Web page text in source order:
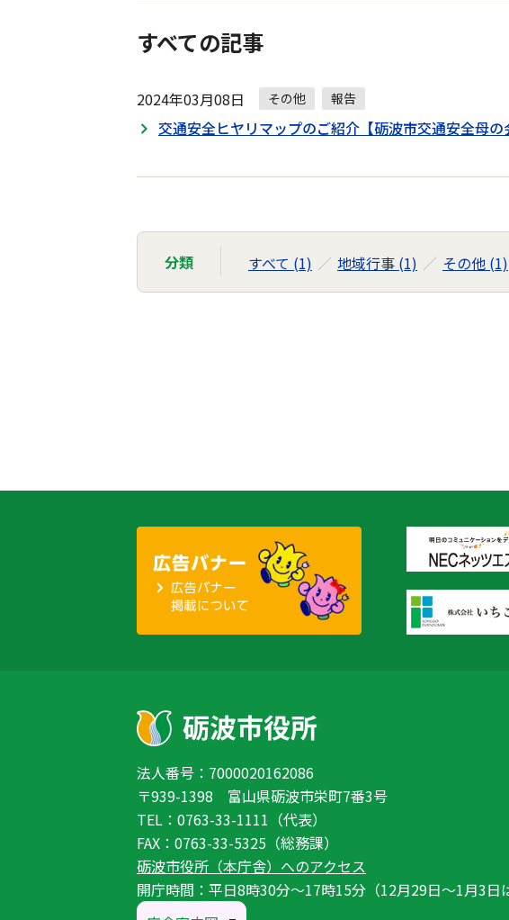
すべての記事
2024年03月08日 その他 報告
交通安全ヒヤリマップのご紹介【砺波市交通安全母の
分類 すべて (1) 地域行事 (1) その他 (1)
法人番号：7000020162086
〒939-1398 富山県砺波市栄町7番3号
TEL：0763-33-1111（代表）
FAX：0763-33-5325（総務課）
砺波市役所（本庁舎）へのアクセス
開庁時間：平日8時30分〜17時15分（12月29日〜1月3日